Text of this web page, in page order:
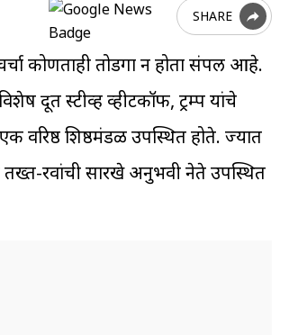
SHARE
कोणताही तोडगा न होता संपली आहे.
विशेष दूत स्टीव्ह व्हीटकॉफ, ट्रम्प यांचे
शिष्ठमंडळ उपस्थित होते. ज्यात
तख्त-रवांची सारखे अनुभवी नेते उपस्थित